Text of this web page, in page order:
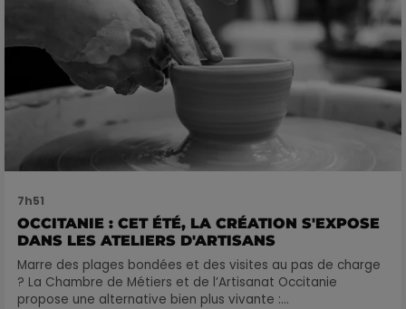
7h51
OCCITANIE : CET ÉTÉ, LA CRÉATION S'EXPOSE
DANS LES ATELIERS D'ARTISANS
Marre des plages bondées et des visites au pas de charge
? La Chambre de Métiers et de l’Artisanat Occitanie
propose une alternative bien plus vivante :...